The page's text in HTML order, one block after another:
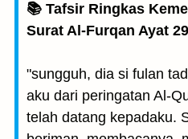
📚 Tafsir Ringkas
Surat Al-Furqan Ayat 29
"sungguh, dia si fulan
aku dari peringatan Al-
telah datang kepadaku.